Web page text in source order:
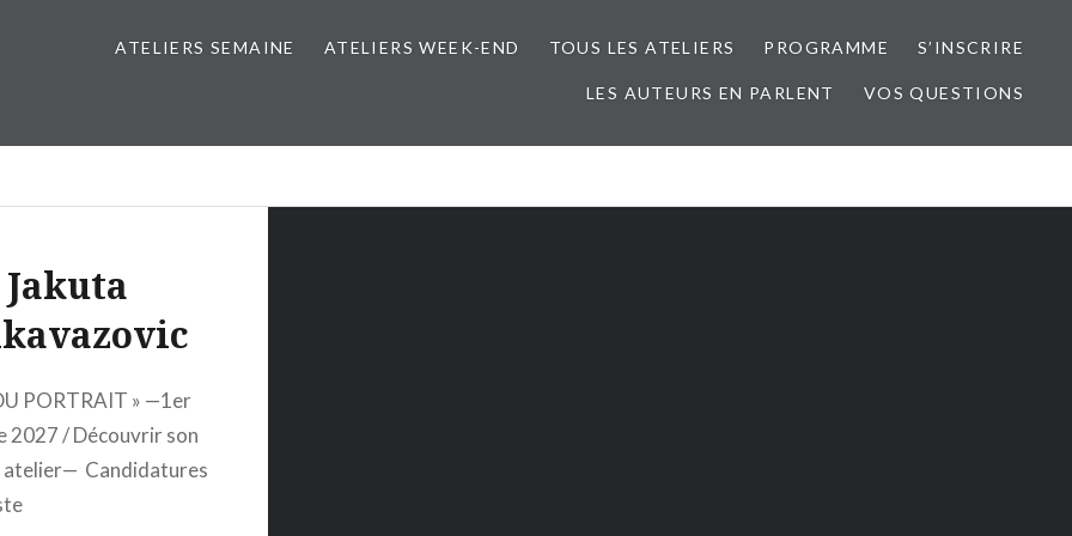
ATELIERS SEMAINE ATELIERS WEEK-END TOUS LES ATELIERS PROGRAMME S’INSCRIRE
LES AUTEURS EN PARLENT VOS QUESTIONS
Jakuta
PORTRAIT » —1er
2027 / Découvrir son
atelier— Candidatures